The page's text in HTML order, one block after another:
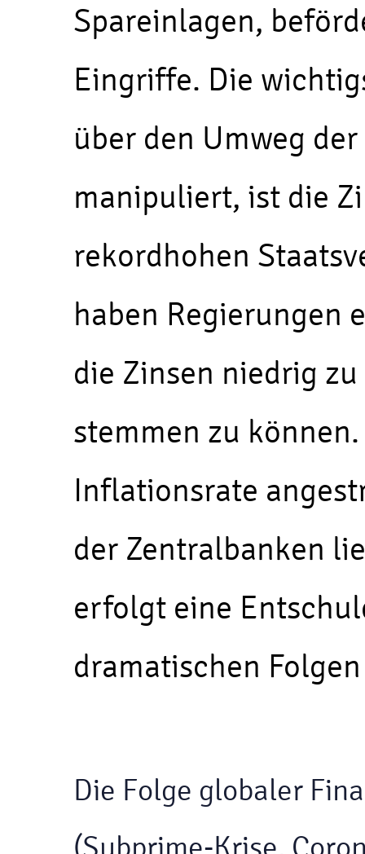
Spareinlagen,
Eingriffe. Die
über den Umweg
manipuliert, ist die
rekordhohen
haben Regierungen
die Zinsen niedrig
stemmen zu
Inflationsrate
der Zentralbanken
erfolgt eine
dramatischen
Die Folge globaler